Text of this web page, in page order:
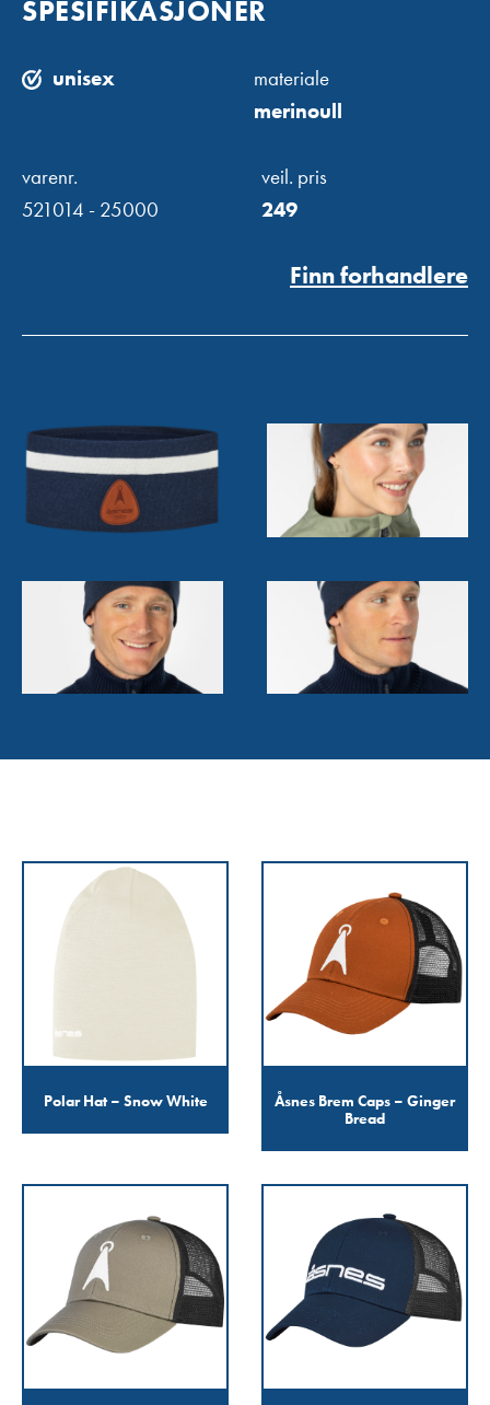
SPESIFIKASJONER
unisex
materiale
merinoull
varenr.
521014 - 25000
veil. pris
249
Finn forhandlere
Polar Hat – Snow White
Åsnes Brem Caps – Ginger
Bread